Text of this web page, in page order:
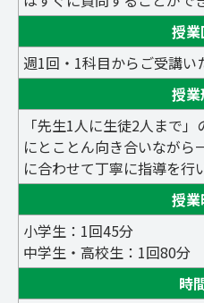
授
週1回・1科目からご受講い
授
「先生1人に生徒2人まで
にとことん向き合いながら
に合わせて丁寧に指導を行
授
小学生：1回45分
中学生・高校生：1回80分
時